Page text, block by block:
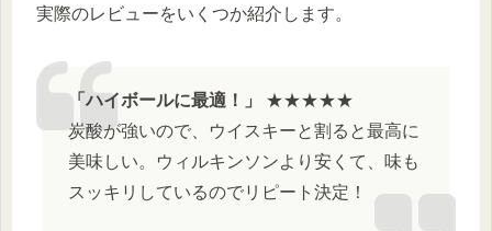
実際のレビューをいくつか紹介します。
「ハイボールに最適！」
★★★★★
炭酸が強いので、ウイスキーと割ると最高に
美味しい。ウィルキンソンより安くて、味も
スッキリしているのでリピート決定！